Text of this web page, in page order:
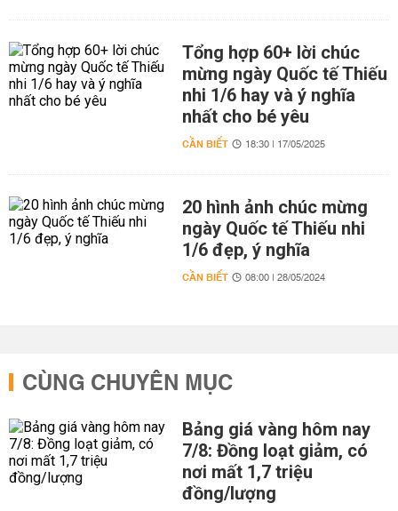
Tổng hợp 60+ lời chúc
mừng ngày Quốc tế Thiếu
nhi 1/6 hay và ý nghĩa
nhất cho bé yêu
CẦN BIẾT 18:30 | 17/05/2025
20 hình ảnh chúc mừng
ngày Quốc tế Thiếu nhi
1/6 đẹp, ý nghĩa
CẦN BIẾT 08:00 | 28/05/2024
CÙNG CHUYÊN MỤC
Bảng giá vàng hôm nay
7/8: Đồng loạt giảm, có
nơi mất 1,7 triệu
đồng/lượng